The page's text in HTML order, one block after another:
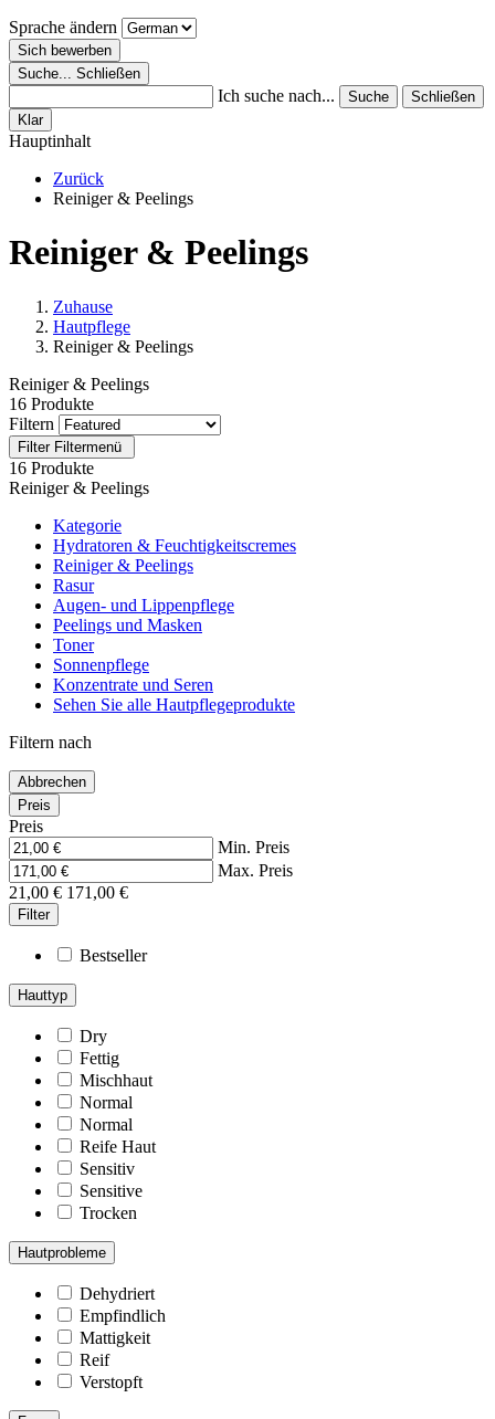
Sprache ändern
Sich bewerben
Suche...
Schließen
Ich suche nach... Suche
Schließen
Klar
Hauptinhalt
Zurück
Reiniger & Peelings
Reiniger & Peelings
Zuhause
Hautpflege
Reiniger & Peelings
Reiniger & Peelings
16 Produkte
Filtern
Filter Filtermenü
16 Produkte
Reiniger & Peelings
Kategorie
Hydratoren & Feuchtigkeitscremes
Reiniger & Peelings
Rasur
Augen- und Lippenpflege
Peelings und Masken
Toner
Sonnenpflege
Konzentrate und Seren
Sehen Sie alle Hautpflegeprodukte
Filtern nach
Abbrechen
Preis
Preis
Min. Preis
Max. Preis
21,00 € 171,00 €
Filter
Bestseller
Hauttyp
Dry
Fettig
Mischhaut
Normal
Normal
Reife Haut
Sensitiv
Sensitive
Trocken
Hautprobleme
Dehydriert
Empfindlich
Mattigkeit
Reif
Verstopft